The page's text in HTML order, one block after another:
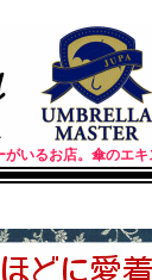
いるお店。傘のエ